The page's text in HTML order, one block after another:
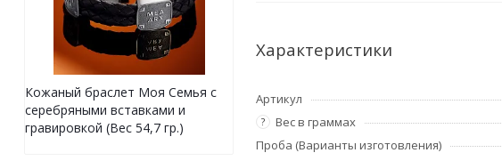
Характеристики
Артикул
? Вес в граммах
Проба (Варианты изготовления)
Кожаный браслет Моя Семья с
серебряными вставками и
гравировкой (Вес 54,7 гр.)